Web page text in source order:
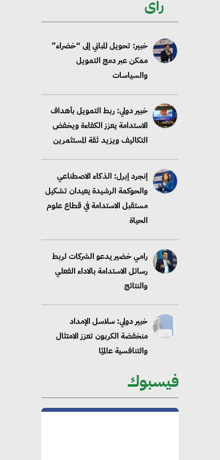
رأى2035
خبير: تحويل المباني إلى “خضراء”
ممكن عبر دمج التمويل
والسياسات
خبير دولي: ربط التمويل بأهداف
الاستدامة يعزز الكفاءة ويخفض
التكاليف ويزيد ثقة المستثمرين
إنجرد إبرل: الذكاء الاصطناعي
والحوكمة الرشيدة يعيدان تشكيل
مستقبل الاستدامة في قطاع علوم
الحياة
رامي خضير يدعو الشركات لربط
رسائل الاستدامة بالاداء الفعلي
والنتائج
خبير دولي: سلاسل الإمداد
منخفضة الكربون تعزز الامتثال
والتنافسية عالميًا
“وزيرة البيئة الدكتورة ياسمين
فؤاد”.. منصب رفيع يعكس المكانة
فيسبوك